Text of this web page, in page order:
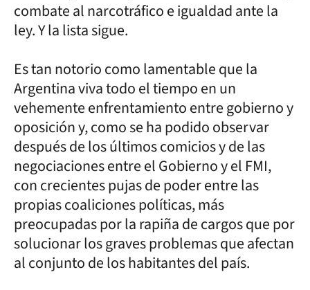
combate al narcotráfico e igualdad ante la
ley. Y la lista sigue.
Es tan notorio como lamentable que la
Argentina viva todo el tiempo en un
vehemente enfrentamiento entre gobierno y
oposición y, como se ha podido observar
después de los últimos comicios y de las
negociaciones entre el Gobierno y el FMI,
con crecientes pujas de poder entre las
propias coaliciones políticas, más
preocupadas por la rapiña de cargos que por
solucionar los graves problemas que afectan
al conjunto de los habitantes del país.